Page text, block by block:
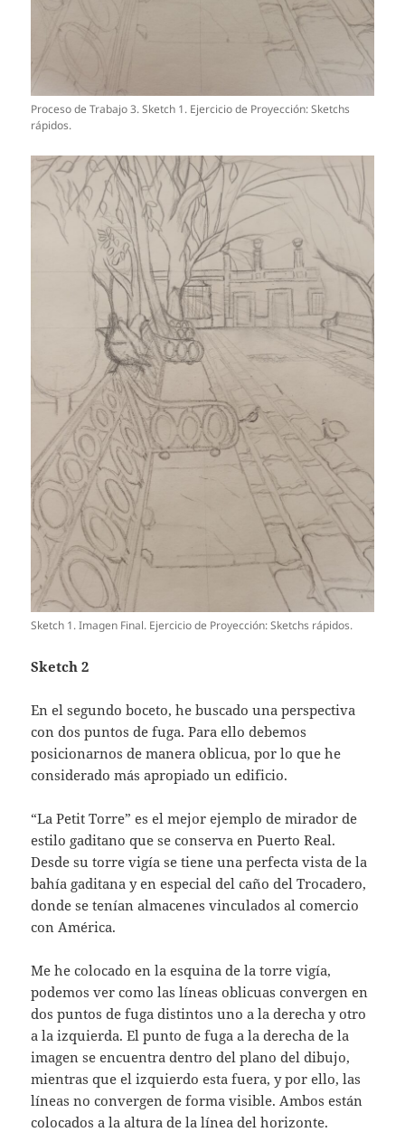
Proceso de Trabajo 3. Sketch 1. Ejercicio de Proyección: Sketchs
rápidos.
Sketch 1. Imagen Final. Ejercicio de Proyección: Sketchs rápidos.
Sketch 2
En el segundo boceto, he buscado una perspectiva
con dos puntos de fuga. Para ello debemos
posicionarnos de manera oblicua, por lo que he
considerado más apropiado un edificio.
“La Petit Torre” es el mejor ejemplo de mirador de
estilo gaditano que se conserva en Puerto Real.
Desde su torre vigía se tiene una perfecta vista de la
bahía gaditana y en especial del caño del Trocadero,
donde se tenían almacenes vinculados al comercio
con América.
Me he colocado en la esquina de la torre vigía,
podemos ver como las líneas oblicuas convergen en
dos puntos de fuga distintos uno a la derecha y otro
a la izquierda. El punto de fuga a la derecha de la
imagen se encuentra dentro del plano del dibujo,
mientras que el izquierdo esta fuera, y por ello, las
líneas no convergen de forma visible. Ambos están
colocados a la altura de la línea del horizonte.